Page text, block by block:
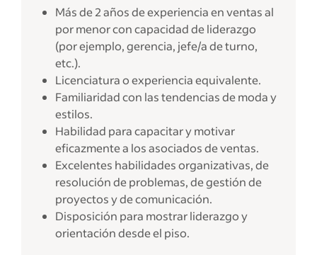
Más de 2 años de experiencia en ventas al
por menor con capacidad de liderazgo
(por ejemplo, gerencia, jefe/a de turno,
etc.).
Licenciatura o experiencia equivalente.
Familiaridad con las tendencias de moda y
estilos.
Habilidad para capacitar y motivar
eficazmente a los asociados de ventas.
Excelentes habilidades organizativas, de
resolución de problemas, de gestión de
proyectos y de comunicación.
Disposición para mostrar liderazgo y
orientación desde el piso.